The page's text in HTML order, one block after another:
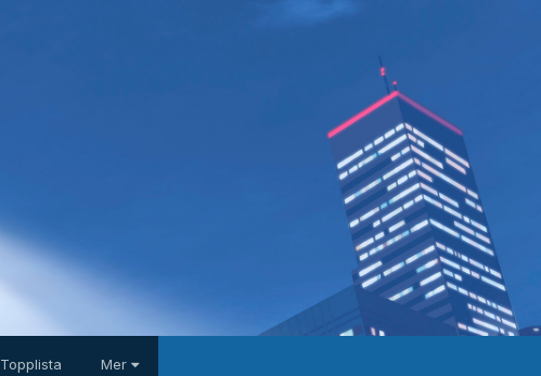
Topplista Mer